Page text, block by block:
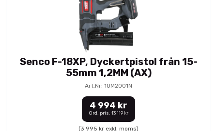
Senco F-18XP, Dyckertpistol från 15-
55mm 1,2MM (AX)
Art.Nr: 10M2001N
4 994 kr
Ord. pris: 13 119 kr
(3 995 kr exkl. moms)